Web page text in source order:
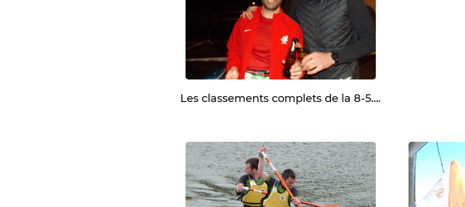
Les classements complets de la 8-5….